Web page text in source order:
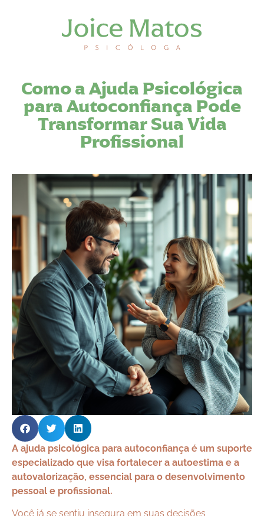
Como a Ajuda Psicológica
para Autoconfiança Pode
Transformar Sua Vida
Profissional
A ajuda psicológica para autoconfiança é um suporte
especializado que visa fortalecer a autoestima e a
autovalorização, essencial para o desenvolvimento
pessoal e profissional.
Você já se sentiu insegura em suas decisões